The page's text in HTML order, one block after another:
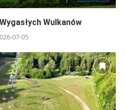
Wulkanów
07-05